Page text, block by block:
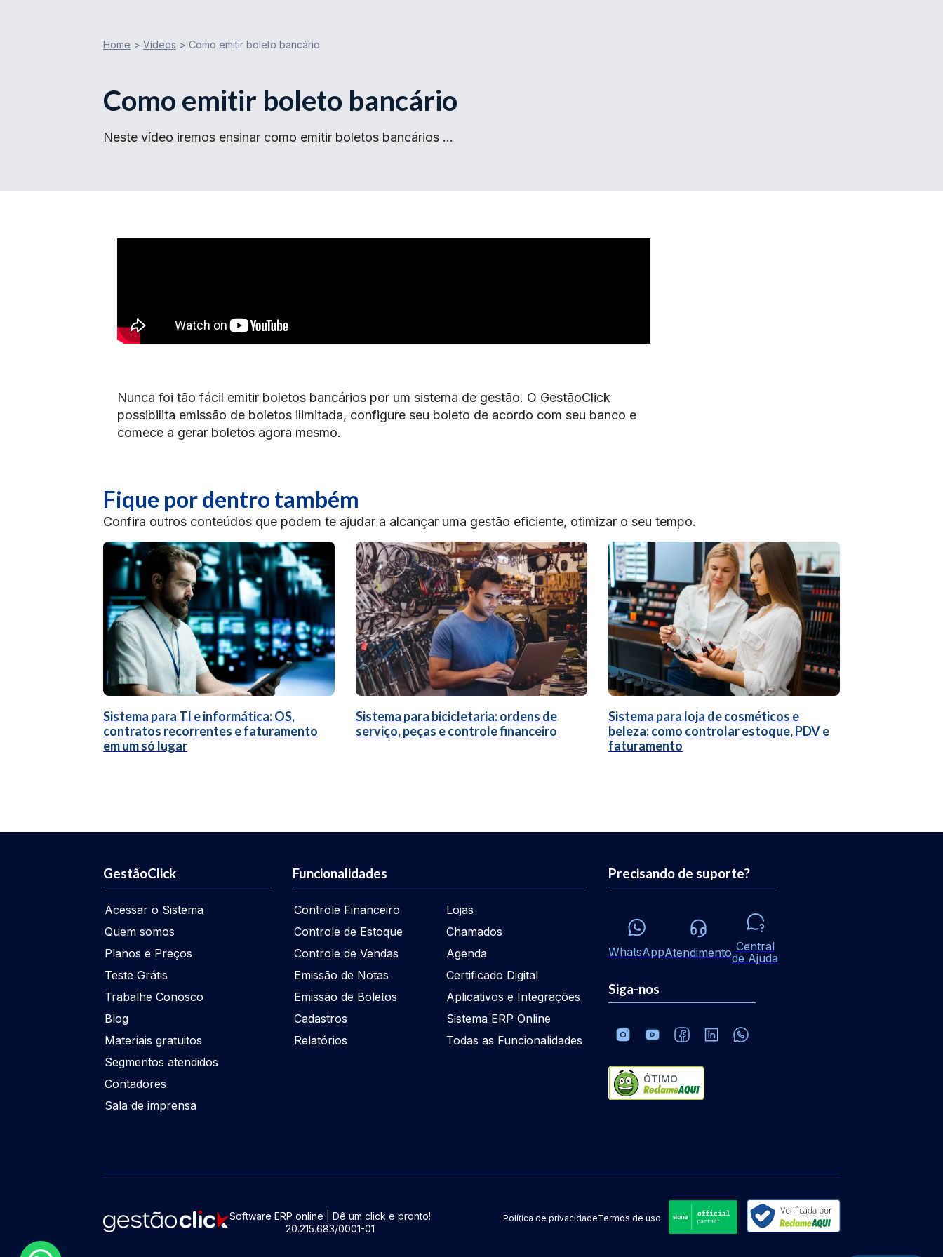
Home > Vídeos > Como emitir boleto bancário
Como emitir boleto bancário
Neste vídeo iremos ensinar como emitir boletos bancários …
Nunca foi tão fácil emitir boletos bancários por um sistema de gestão. O GestãoClick
possibilita emissão de boletos ilimitada, configure seu boleto de acordo com seu banco e
comece a gerar boletos agora mesmo.
Fique por dentro também
Confira outros conteúdos que podem te ajudar a alcançar uma gestão eficiente, otimizar o seu tempo.
Sistema para TI e informática: OS,
contratos recorrentes e faturamento
em um só lugar
Sistema para bicicletaria: ordens de
serviço, peças e controle financeiro
Sistema para loja de cosméticos e
beleza: como controlar estoque, PDV e
faturamento
GestãoClick
Acessar o Sistema
Quem somos
Planos e Preços
Teste Grátis
Trabalhe Conosco
Blog
Materiais gratuitos
Segmentos atendidos
Contadores
Sala de imprensa
Funcionalidades
Controle Financeiro
Controle de Estoque
Controle de Vendas
Emissão de Notas
Emissão de Boletos
Cadastros
Relatórios
Lojas
Chamados
Agenda
Certificado Digital
Aplicativos e Integrações
Sistema ERP Online
Todas as Funcionalidades
Precisando de suporte?
WhatsAppAtendimento Central
de Ajuda
Siga-nos
ÓTIMO
Software ERP online | Dê um click e pronto!
20.215.683/0001-01
Política de privacidadeTermos de uso